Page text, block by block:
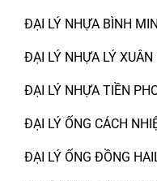
ĐẠI LÝ NHỰA BÌNH
ĐẠI LÝ NHỰA LÝ XUÂN
ĐẠI LÝ NHỰA TIỀN
ĐẠI LÝ ỐNG CÁCH
ĐẠI LÝ ỐNG ĐỒNG